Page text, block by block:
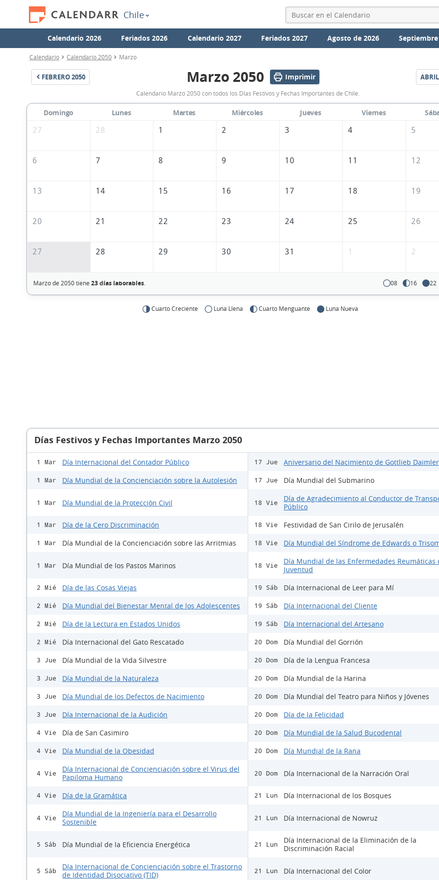
Chile
Calendario 2026 Feriados 2026 Calendario 2027 Feriados 2027 Agosto de 2026
Calendario Calendario 2050 Marzo
FEBRERO2050
Calendario
Marzo
2050
Chile
Marzo 2050 Imprimir ABRIL
Calendario Marzo 2050 con todos los Días Festivos y Fechas Importantes de Chile.
Domingo Lunes Martes Miércoles Jueves Viernes
27
28 1 2 3 4 5
6 7 8 9 10 11 12
13 14 15 16 17 18 19
20 21 22 23 24 25 26
27 28 29 30 31 1 2
Marzo de 2050 tiene 23 días laborables. 08 16 22
Cuarto Creciente Luna Llena Cuarto Menguante Luna Nueva
Días Festivos y Fechas Importantes Marzo 2050
1 Mar Día Internacional del Contador Público
1 Mar Día Mundial de la Concienciación sobre la Autolesión
1 Mar Día Mundial de la Protección Civil
1 Mar Día de la Cero Discriminación
1 Mar Día Mundial de la Concienciación sobre las Arritmias
1 Mar Día Mundial de los Pastos Marinos
2 Mié Día de las Cosas Viejas
2 Mié Día Mundial del Bienestar Mental de los Adolescentes
2 Mié Día de la Lectura en Estados Unidos
2 Mié Día Internacional del Gato Rescatado
3 Jue Día Mundial de la Vida Silvestre
3 Jue Día Mundial de la Naturaleza
3 Jue Día Mundial de los Defectos de Nacimiento
3 Jue Día Internacional de la Audición
4 Vie Día de San Casimiro
4 Vie Día Mundial de la Obesidad
4 Vie
Día Internacional de Concienciación sobre el Virus del
Papiloma Humano
4 Vie Día de la Gramática
4 Vie
Día Mundial de la Ingeniería para el Desarrollo
Sostenible
5 Sáb Día Mundial de la Eficiencia Energética
5 Sáb
Día Internacional de Concienciación sobre el Trastorno
de Identidad Disociativo (TID)
17 Jue Aniversario del Nacimiento de Gottlieb Daimler
17 Jue Día Mundial del Submarino
18 Vie
Día de Agradecimiento al Conductor de
Público
18 Vie Festividad de San Cirilo de Jerusalén
18 Vie Día Mundial del Síndrome de Edwards o
18 Vie
Día Mundial de las Enfermedades Reumáticas
Juventud
19 Sáb Día Internacional de Leer para Mí
19 Sáb Día Internacional del Cliente
19 Sáb Día Internacional del Artesano
20 Dom Día Mundial del Gorrión
20 Dom Día de la Lengua Francesa
20 Dom Día Mundial de la Harina
20 Dom Día Mundial del Teatro para Niños y Jóvenes
20 Dom Día de la Felicidad
20 Dom Día Mundial de la Salud Bucodental
20 Dom Día Mundial de la Rana
20 Dom Día Internacional de la Narración Oral
21 Lun Día Internacional de los Bosques
21 Lun Día Internacional de Nowruz
21 Lun
Día Internacional de la Eliminación de la
Discriminación Racial
21 Lun Día Internacional del Color